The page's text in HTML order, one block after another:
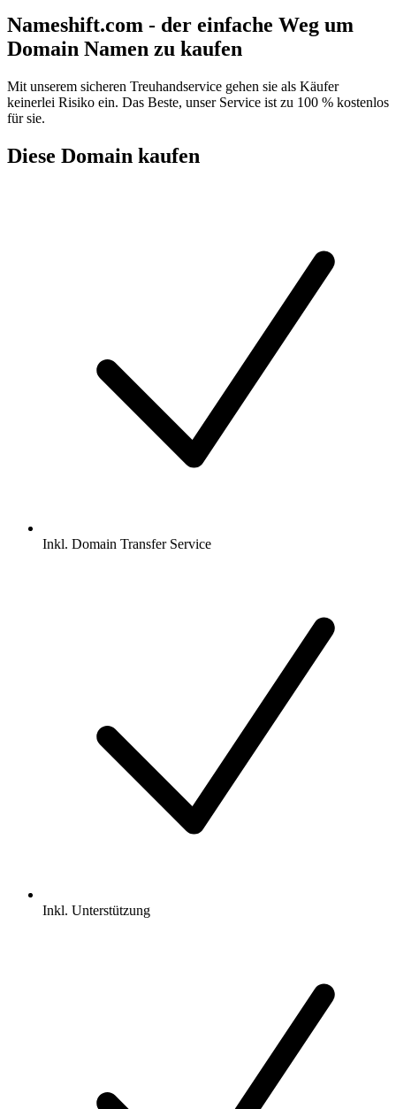
Nameshift.com - der einfache Weg um
Domain Namen zu kaufen
Mit unserem sicheren Treuhandservice gehen sie als Käufer
keinerlei Risiko ein. Das Beste, unser Service ist zu 100 % kostenlos
für sie.
Diese Domain kaufen
Inkl. Domain Transfer Service
Inkl. Unterstützung